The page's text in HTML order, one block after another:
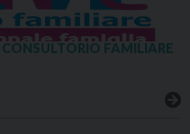
FAMILIARE